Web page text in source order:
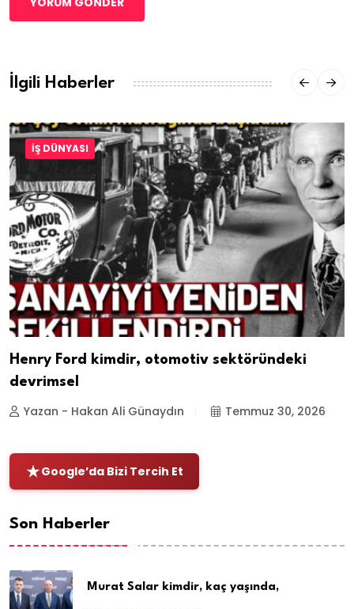
İlgili Haberler
İŞ DÜNYASI
Henry Ford kimdir, otomotiv sektöründeki
devrimsel
Yazan - Hakan Ali Günaydın Temmuz 30, 2026
Google’da Bizi Tercih Et
Son Haberler
Murat Salar kimdir, kaç yaşında,